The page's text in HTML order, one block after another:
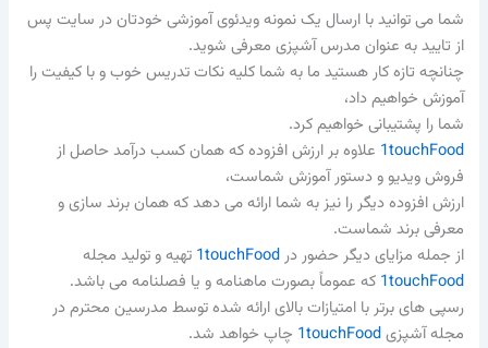
شما می توانید با ارسال یک نمونه ویدئوی آموزشی خودتان در سایت پس
از تایید به عنوان مدرس آشپزی معرفی شوید.
چنانچه تازه کار هستید ما به شما کلیه نکات تدریس خوب و با کیفیت را
آموزش خواهیم داد،
شما را پشتیبانی خواهیم کرد.
1touchFood علاوه بر ارزش افزوده که همان کسب درآمد حاصل از
فروش ویدیو و دستور آموزش شماست،
ارزش افزوده دیگر را نیز به شما ارائه می دهد که همان برند سازی و
معرفی برند شماست.
از جمله مزایای دیگر حضور در1touchFood تهیه و تولید مجله
1touchFood که عموماً بصورت ماهنامه و یا فصلنامه می باشد.
رسپی های برتر با امتیازات بالای ارائه شده توسط مدرسین محترم در
مجله آشپزی1touchFood چاپ خواهد شد.